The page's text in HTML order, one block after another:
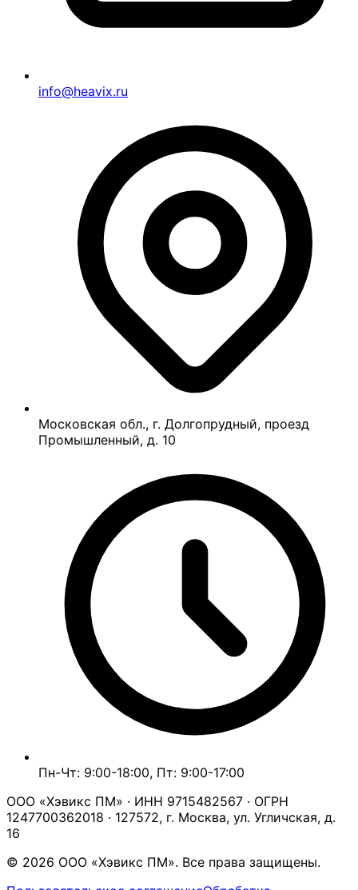
info@heavix.ru
Московская обл., г. Долгопрудный, проезд
Промышленный, д. 10
Пн-Чт: 9:00-18:00, Пт: 9:00-17:00
ООО «Хэвикс ПМ» · ИНН 9715482567 · ОГРН
1247700362018 · 127572, г. Москва, ул. Угличская, д.
16
© 2026 ООО «Хэвикс ПМ». Все права защищены.